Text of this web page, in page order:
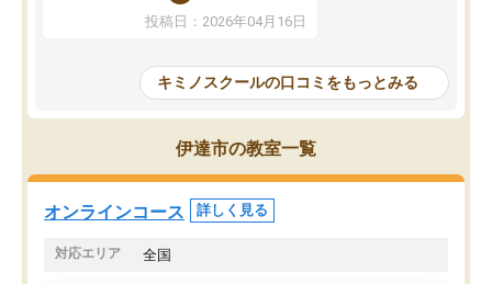
を詰め込むのではなく、自学自習の習
慣が身につくよう並走してくれるの
はなくなりました。
講師の方との距離も近く、親身なコー
チングのおかげで、停滞期もモチベー
ションを維持できました。「やらされ
る勉強」から「目標のための勉強」へ
意識が変わったことが、目標校への合
投稿日：2026年04月16日
の仕方をコーチングして
ルなので、家での学習習
身につきました。結果と
た。自分から学ぶ姿勢を
キミノスクールの口コミをもっとみる
伊達市の教室一覧
オンラインコース 詳しく見る
対応エリア 全国